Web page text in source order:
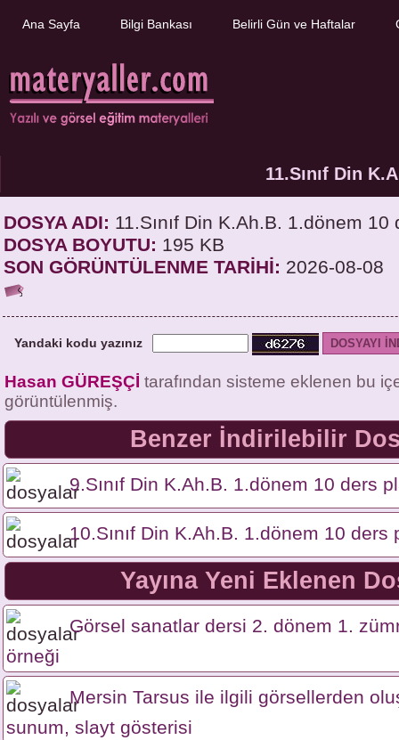
Ana Sayfa Bilgi Bankası Belirli Gün ve Haftalar
11.Sınıf Din
DOSYA ADI: 11.Sınıf Din K.Ah.B. 1.dönem 10
DOSYA BOYUTU: 195 KB
SON GÖRÜNTÜLENME TARİHİ: 2026-08-08
Yandaki kodu yazınız
Hasan GÜREŞÇİ tarafından sisteme eklenen bu
görüntülenmiş.
Benzer İndirilebilir
9.Sınıf Din K.Ah.B. 1.dönem 10 ders
10.Sınıf Din K.Ah.B. 1.dönem 10 ders
Yayına Yeni Eklenen
Görsel sanatlar dersi 2. dönem 1.
örneği
Mersin Tarsus ile ilgili görsellerden
sunum, slayt gösterisi